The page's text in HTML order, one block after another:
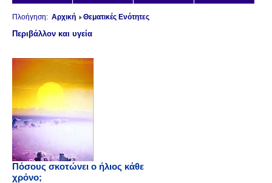
Πλοήγηση: Αρχική Θεματικές Ενότητες
Περιβάλλον και υγεία
Πόσους σκοτώνει ο ήλιος κάθε
χρόνο;